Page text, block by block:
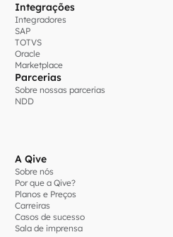
Integrações
Integradores
SAP
TOTVS
Oracle
Marketplace
Parcerias
Sobre nossas parcerias
NDD
A Qive
Sobre nós
Por que a Qive?
Planos e Preços
Carreiras
Casos de sucesso
Sala de imprensa